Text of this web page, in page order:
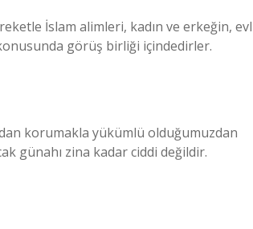
İslam alimleri, kadın ve erkeğin,
görüş birliği içindedirler.
korumakla yükümlü olduğumuzdan
günahı zina kadar ciddi değildir.